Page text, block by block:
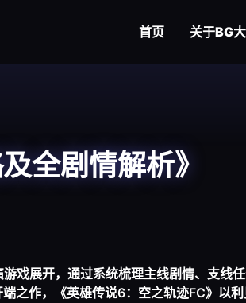
首页 关于BG
全剧情解析》
戏展开，通过系统梳理主线剧情、支线
之作，《英雄传说6：空之轨迹FC》以